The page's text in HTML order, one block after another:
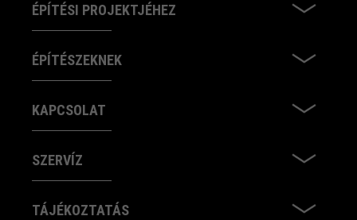
ÉPÍTÉSI PROJEKTJÉHEZ
ÉPÍTÉSZEKNEK
KAPCSOLAT
SZERVÍZ
TÁJÉKOZTATÁS